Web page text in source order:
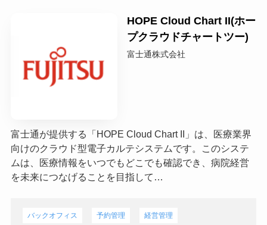
HOPE Cloud Chart II(ホー
プクラウドチャートツー)
富士通株式会社
富士通が提供する「HOPE Cloud Chart II」は、医療業界
向けのクラウド型電子カルテシステムです。このシステ
ムは、医療情報をいつでもどこでも確認でき、病院経営
を未来につなげることを目指して…
バックオフィス 予約管理 経営管理